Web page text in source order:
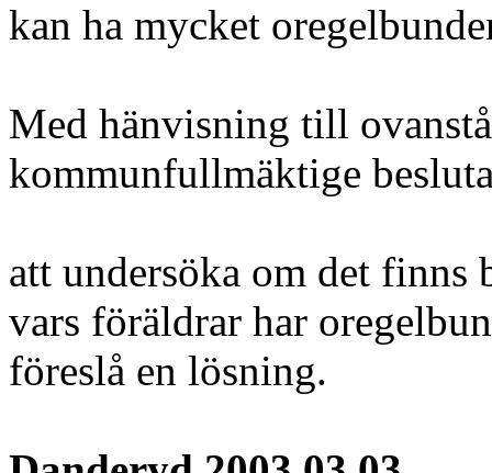
kan ha mycket
Med hänvisning till
kommunfullmäktige
att undersöka om det finns
vars föräldrar har
föreslå en lösning.